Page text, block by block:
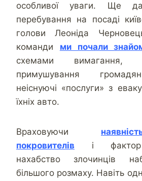
особливої уваги. Ще
перебування на посаді
голови Леоніда
команди ми почали
схемами
примушування
неіснуючі «послуги» з
їхніх авто.
Враховуючи
покровителів і фактор
нахабство злочинців
більшого розмаху. Навіть